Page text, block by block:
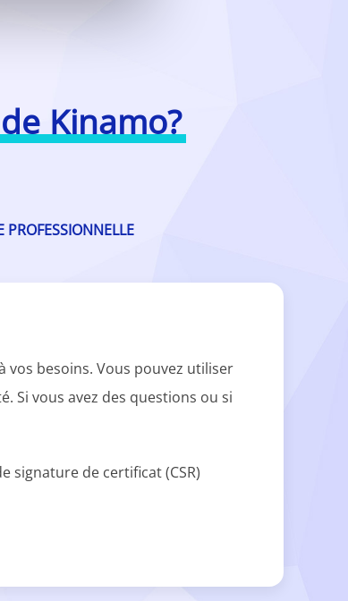
Kinamo?
PROFESSIONNELLE
vos besoins. Vous pouvez utiliser
Si vous avez des questions ou si
signature de certificat (CSR)